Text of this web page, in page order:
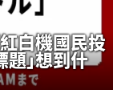
白機國民投
」想到什